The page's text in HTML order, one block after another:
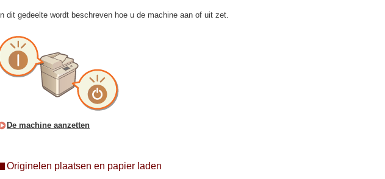
In dit gedeelte wordt beschreven hoe u de machine aan of uit zet.
De machine aanzetten
Originelen plaatsen en papier laden